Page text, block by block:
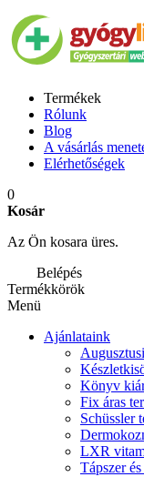
Termékek
Rólunk
Blog
A vásárlás
Elérhetőségek
0
Kosár
Az Ön kosara üres.
Belépés
Termékkörök
Menü
Ajánlataink
Könyv
Fix áras
Schüssler
LXR
Tápszer